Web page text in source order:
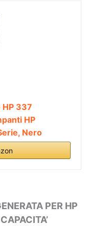
337
HP
Nero
PER HP